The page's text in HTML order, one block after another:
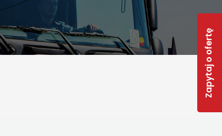
Zapytaj o ofertę
QUALITY TRANS KWIECIEŃ SP. Z O.O.
SOLAR-R